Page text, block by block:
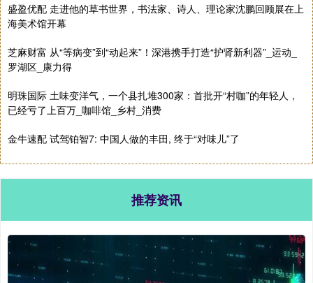
盛盈优配 走进他的草书世界，书法家、诗人、理论家沈鹏回顾展在上
海美术馆开幕
芝麻财富 从“等病变”到“动起来”！深港携手打造“护肾新利器”_运动_
罗湖区_康力得
明珠国际 土味变洋气，一个县扎堆300家：首批开“村咖”的年轻人，
已经亏了上百万_咖啡馆_乡村_消费
金牛速配 试驾铂智7: 中国人做的丰田, 终于“对味儿”了
推荐资讯